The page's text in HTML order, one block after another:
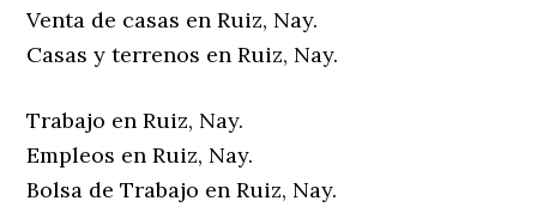
Venta de casas en Ruiz, Nay.
Casas y terrenos en Ruiz, Nay.
Trabajo en Ruiz, Nay.
Empleos en Ruiz, Nay.
Bolsa de Trabajo en Ruiz, Nay.